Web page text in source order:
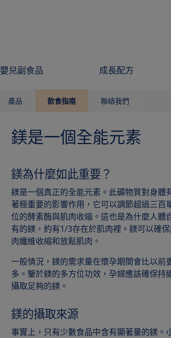
嬰兒副食品 成長配方
產品 飲食指南 聯絡我們
鎂是一個全能元素
鎂為什麼如此重要？
鎂是一個真正的全能元素。此礦物質對身體
著極重要的影響作用，它可以調節超過三百
位的酵素酶與肌肉收縮。這也是為什麼人體
有的鎂，約有1/3存在於肌肉裡。鎂可以確
肉纖維收縮和放鬆肌肉。
一般情況，鎂的需求量在懷孕期間會比以前
多。鑒於鎂的多方位功效，孕婦應該確保持
攝取足夠的鎂。
鎂的攝取來源
事實上，只有少數食品中含有顯著量的鎂